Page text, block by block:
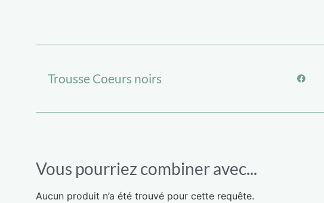
Trousse Coeurs noirs
Vous pourriez combiner avec...
Aucun produit n’a été trouvé pour cette requête.